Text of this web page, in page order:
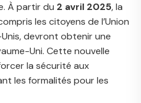
À partir du 2 avril 2025, la
les citoyens de l’Union
devront obtenir une
Uni. Cette nouvelle
la sécurité aux
les formalités pour les